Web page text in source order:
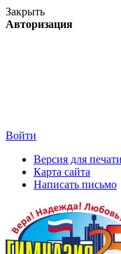
Закрыть
Авторизация
Войти
Версия для печати
Карта сайта
Написать письмо